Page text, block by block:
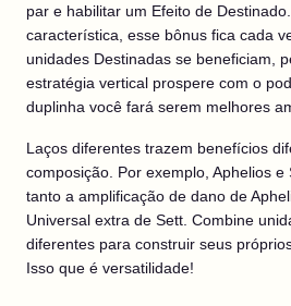
par e habilitar um Efeito de
característica, esse bônus fica cada
unidades Destinadas se beneficiam,
estratégia vertical prospere com o
duplinha você fará serem melhores
Laços diferentes trazem benefícios
composição. Por exemplo, Aphelios e
tanto a amplificação de dano de
Universal extra de Sett. Combine
diferentes para construir seus
Isso que é versatilidade!